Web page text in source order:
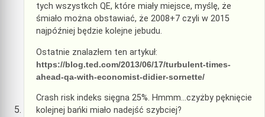
tych wszystkch QE, które miały miejsce, myślę, że
śmiało można obstawiać, że 2008+7 czyli w 2015
najpóźniej będzie kolejne jebudu.
Ostatnie znalazłem ten artykuł:
https://blog.ted.com/2013/06/17/turbulent-times-
ahead-qa-with-economist-didier-sornette/
Crash risk indeks sięgna 25%. Hmmm…czyżby pęknięcie
kolejnej bańki miało nadejść szybciej?